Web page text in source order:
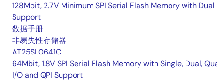
128Mbit, 2.7V Minimum SPI Serial Flash Memory with Dual
Support
数据手册
非易失性存储器
AT25SL0641C
64Mbit, 1.8V SPI Serial Flash Memory with Single, Dual,
I/O and QPI Support